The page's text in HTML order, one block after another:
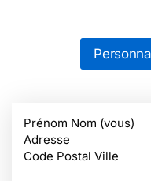
Prénom Nom (vous)
Adresse
Code Postal Ville